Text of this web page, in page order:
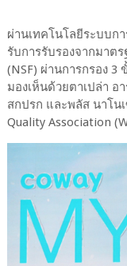
ผ่านเทคโนโลยีระบบก
รับการรับรองจากมาต
(NSF) ผ่านการกรอง
มองเห็นด้วยตาเปล่า อ
สกปรก และพลัส นาโน
Quality Association